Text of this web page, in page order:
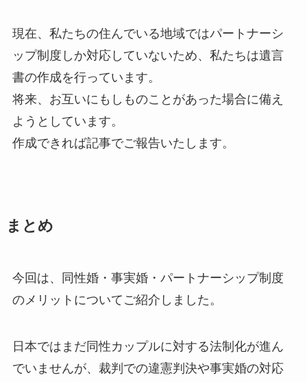
現在、私たちの住んでいる地域ではパートナーシ
ップ制度しか対応していないため、私たちは遺言
書の作成を行っています。
将来、お互いにもしものことがあった場合に備え
ようとしています。
作成できれば記事でご報告いたします。
まとめ
今回は、同性婚・事実婚・パートナーシップ制度
のメリットについてご紹介しました。
日本ではまだ同性カップルに対する法制化が進ん
でいませんが、裁判での違憲判決や事実婚の対応